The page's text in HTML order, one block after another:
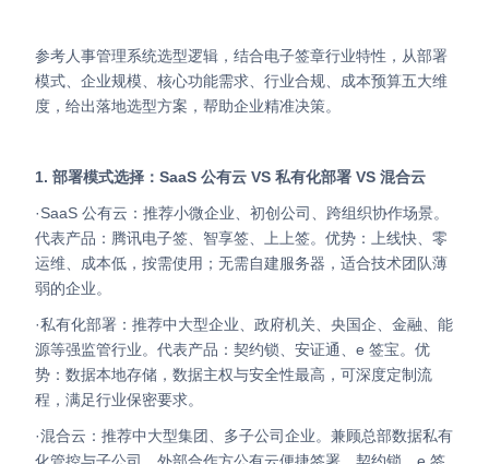
参考人事管理系统选型逻辑，结合电子签章行业特性，从部署
模式、企业规模、核心功能需求、行业合规、成本预算五大维
度，给出落地选型方案，帮助企业精准决策。
1. 部署模式选择：SaaS 公有云 VS 私有化部署 VS 混合云
·SaaS 公有云：推荐小微企业、初创公司、跨组织协作场景。
代表产品：腾讯电子签、智享签、上上签。优势：上线快、零
运维、成本低，按需使用；无需自建服务器，适合技术团队薄
弱的企业。
·私有化部署：推荐中大型企业、政府机关、央国企、金融、能
源等强监管行业。代表产品：契约锁、安证通、e 签宝。优
势：数据本地存储，数据主权与安全性最高，可深度定制流
程，满足行业保密要求。
·混合云：推荐中大型集团、多子公司企业。兼顾总部数据私有
化管控与子公司、外部合作方公有云便捷签署，契约锁、e 签